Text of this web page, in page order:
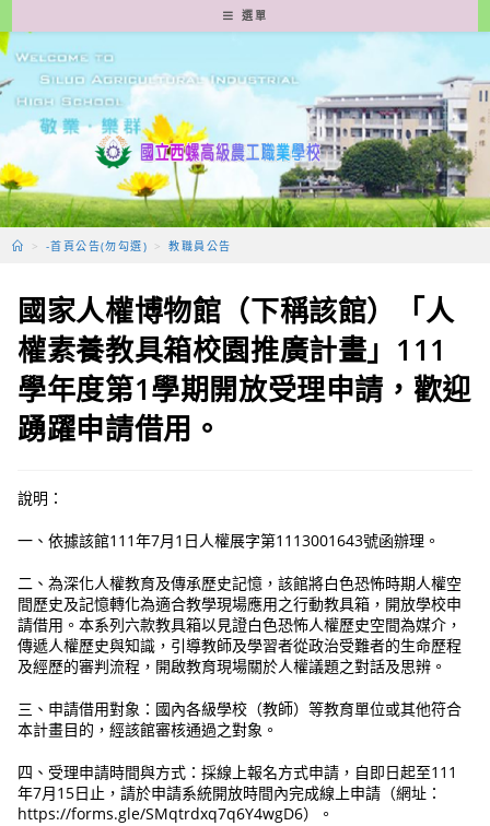
轉
至
要
容
選單
> -首頁公告(勿勾選) > 教職員公告
國家人權博物館（下稱該館）「人
權素養教具箱校園推廣計畫」111
學年度第1學期開放受理申請，歡迎
踴躍申請借用。
說明：
一、依據該館111年7月1日人權展字第1113001643號函辦理。
二、為深化人權教育及傳承歷史記憶，該館將白色恐怖時期人權空
間歷史及記憶轉化為適合教學現場應用之行動教具箱，開放學校申
請借用。本系列六款教具箱以見證白色恐怖人權歷史空間為媒介，
傳遞人權歷史與知識，引導教師及學習者從政治受難者的生命歷程
及經歷的審判流程，開啟教育現場關於人權議題之對話及思辨。
三、申請借用對象：國內各級學校（教師）等教育單位或其他符合
本計畫目的，經該館審核通過之對象。
四、受理申請時間與方式：採線上報名方式申請，自即日起至111
年7月15日止，請於申請系統開放時間內完成線上申請（網址：
https://forms.gle/SMqtrdxq7q6Y4wgD6）。